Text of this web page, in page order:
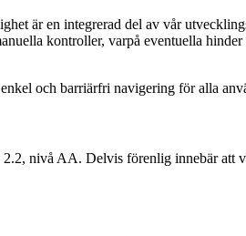
är en integrerad del av vår
kontroller, varpå eventuella hinder
och barriärfri navigering för alla
nivå AA. Delvis förenlig innebär att